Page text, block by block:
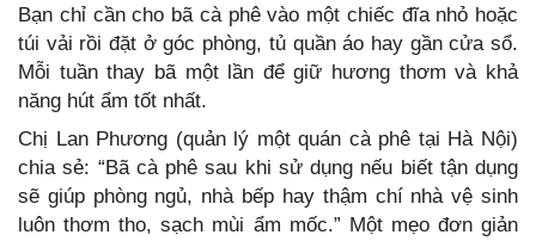
Bạn chỉ cần cho bã cà phê vào một chiếc đĩa nhỏ hoặc
túi vải rồi đặt ở góc phòng, tủ quần áo hay gần cửa sổ.
Mỗi tuần thay bã một lần để giữ hương thơm và khả
năng hút ẩm tốt nhất.
Chị Lan Phương (quản lý một quán cà phê tại Hà Nội)
chia sẻ: “Bã cà phê sau khi sử dụng nếu biết tận dụng
sẽ giúp phòng ngủ, nhà bếp hay thậm chí nhà vệ sinh
luôn thơm tho, sạch mùi ẩm mốc.” Một mẹo đơn giản